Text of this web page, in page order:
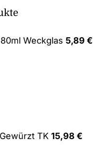
Weckglas 5,89€
TK 15,98€